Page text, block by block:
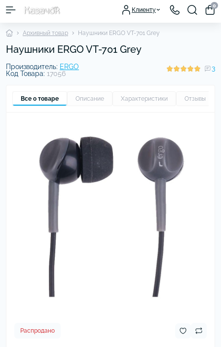
Клиенту
0
Архивный товар Наушники ERGO VT-701 Grey
Наушники ERGO VT-701 Grey
Производитель: ERGO
Код Товара: 17056
3
Все о товаре Описание Характеристики Отзывы
Распродано